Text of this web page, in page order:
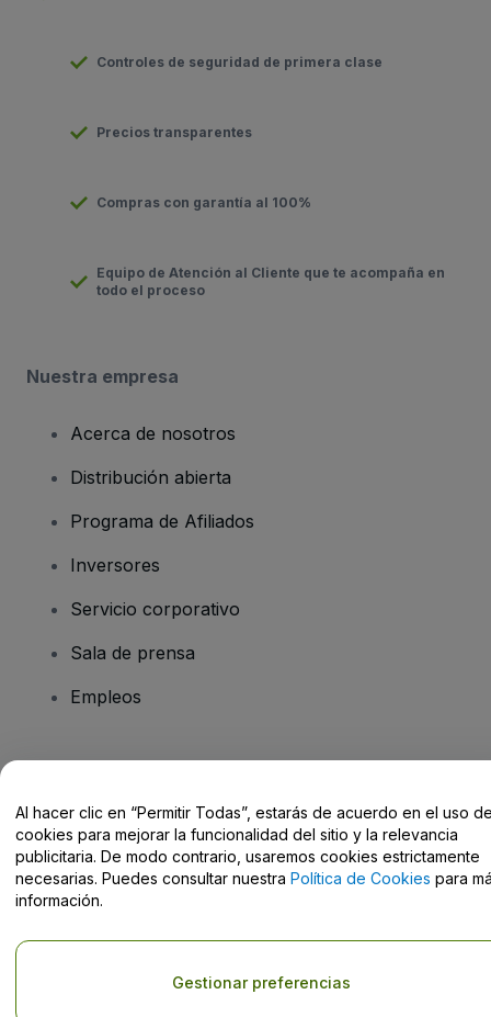
Controles de seguridad de primera clase
Precios transparentes
Compras con garantía al 100%
Equipo de Atención al Cliente que te acompaña en
todo el proceso
Nuestra empresa
Acerca de nosotros
Distribución abierta
Programa de Afiliados
Inversores
Servicio corporativo
Sala de prensa
Empleos
Centro de Ayuda / Contacto
El uso de este sitio web constituye la aceptación de los
Política de Privacidad, de laPolítica de Cookies
Al hacer clic en “Permitir Todas”, estarás de acuerdo en el uso
cookies para mejorar la funcionalidad del sitio y la relevancia
publicitaria. De modo contrario, usaremos cookies estrictamente
necesarias. Puedes consultar nuestra Política de Cookies para
información.
Gestionar preferencias